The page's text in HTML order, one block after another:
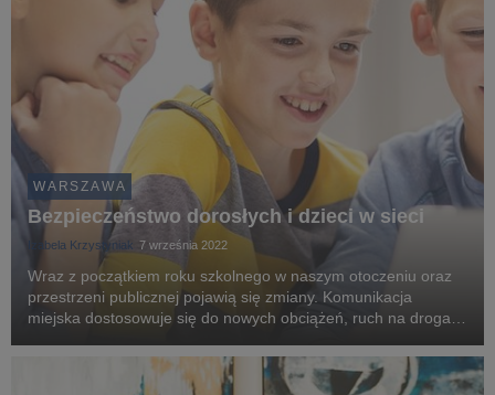
WARSZAWA
Bezpieczeństwo dorosłych i dzieci w sieci
Izabela Krzystyniak 7 września 2022
Wraz z początkiem roku szkolnego w naszym otoczeniu oraz
przestrzeni publicznej pojawią się zmiany. Komunikacja
miejska dostosowuje się do nowych obciążeń, ruch na drogach
Rodzice kupują przybory szkolne oraz ...